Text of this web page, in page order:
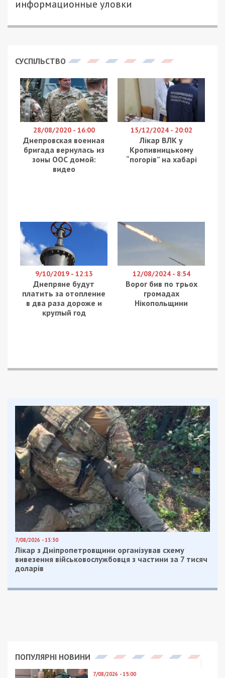
информационные уловки
СУСПІЛЬСТВО
28/08/2020 - 16:00
Днепровская военная
бригада вернулась из
зоны ООС домой:
видео
15/12/2024 - 20:02
Лікар ВЛК у
Кропивницькому
“погорів” на хабарі
9/10/2019 - 12:13
Днепряне будут
платить за отопление
в два раза дороже и
круглый год
12/08/2024 - 8:54
Ворог бив по трьох
громадах
Нікопольщини
7/08/2026 - 13:30
Лікар з Дніпропетровщини організував схему
вивезення військовослужбовця з частини за 7 тисяч
доларів
ПОПУЛЯРНІ НОВИНИ
7/08/2026 - 15:00